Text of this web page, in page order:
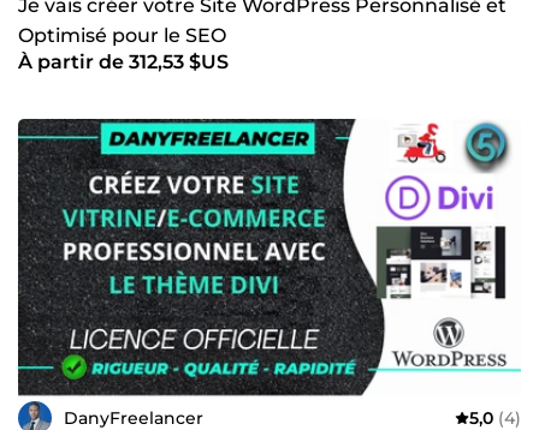
Je vais créer votre Site WordPress Personnalisé et
Optimisé pour le SEO
À partir de 312,53 $US
DanyFreelancer 5,0 (4)